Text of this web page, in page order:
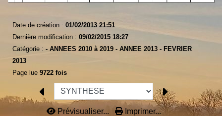
Date de création : 01/02/2013 21:51
Dernière modification : 09/02/2015 18:27
Catégorie : - ANNEES 2010 à 2019 - ANNEE 2013 - FEVRIER
2013
Page lue 9722 fois
Prévisualiser... Imprimer...